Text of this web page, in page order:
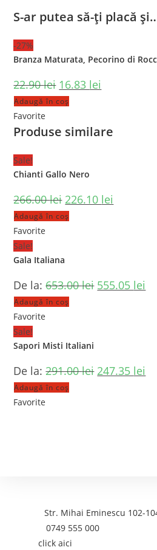
S-ar putea să-ți placă
-27%
Branza Maturata, Pecorino di
22.90lei 16.83 lei
Adaugă în coș
Favorite
Produse similare
Sale!
Chianti Gallo Nero
266.00lei 226.10 lei
Adaugă în coș
Favorite
Sale!
Gala Italiana
De la:653.00lei 555.05 lei
Adaugă în coș
Favorite
Sale!
Sapori Misti Italiani
De la:291.00lei 247.35 lei
Adaugă în coș
Favorite
Adresa:Str. Mihai Eminescu 102-
Telefon:0749 555 000
Email:click aici